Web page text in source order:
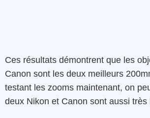
Ces résultats démontrent que les
Canon sont les deux meilleurs
testant les zooms maintenant, on
deux Nikon et Canon sont aussi très